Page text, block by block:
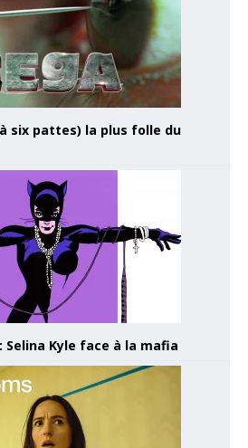
six pattes) la plus folle du
Selina Kyle face à la mafia